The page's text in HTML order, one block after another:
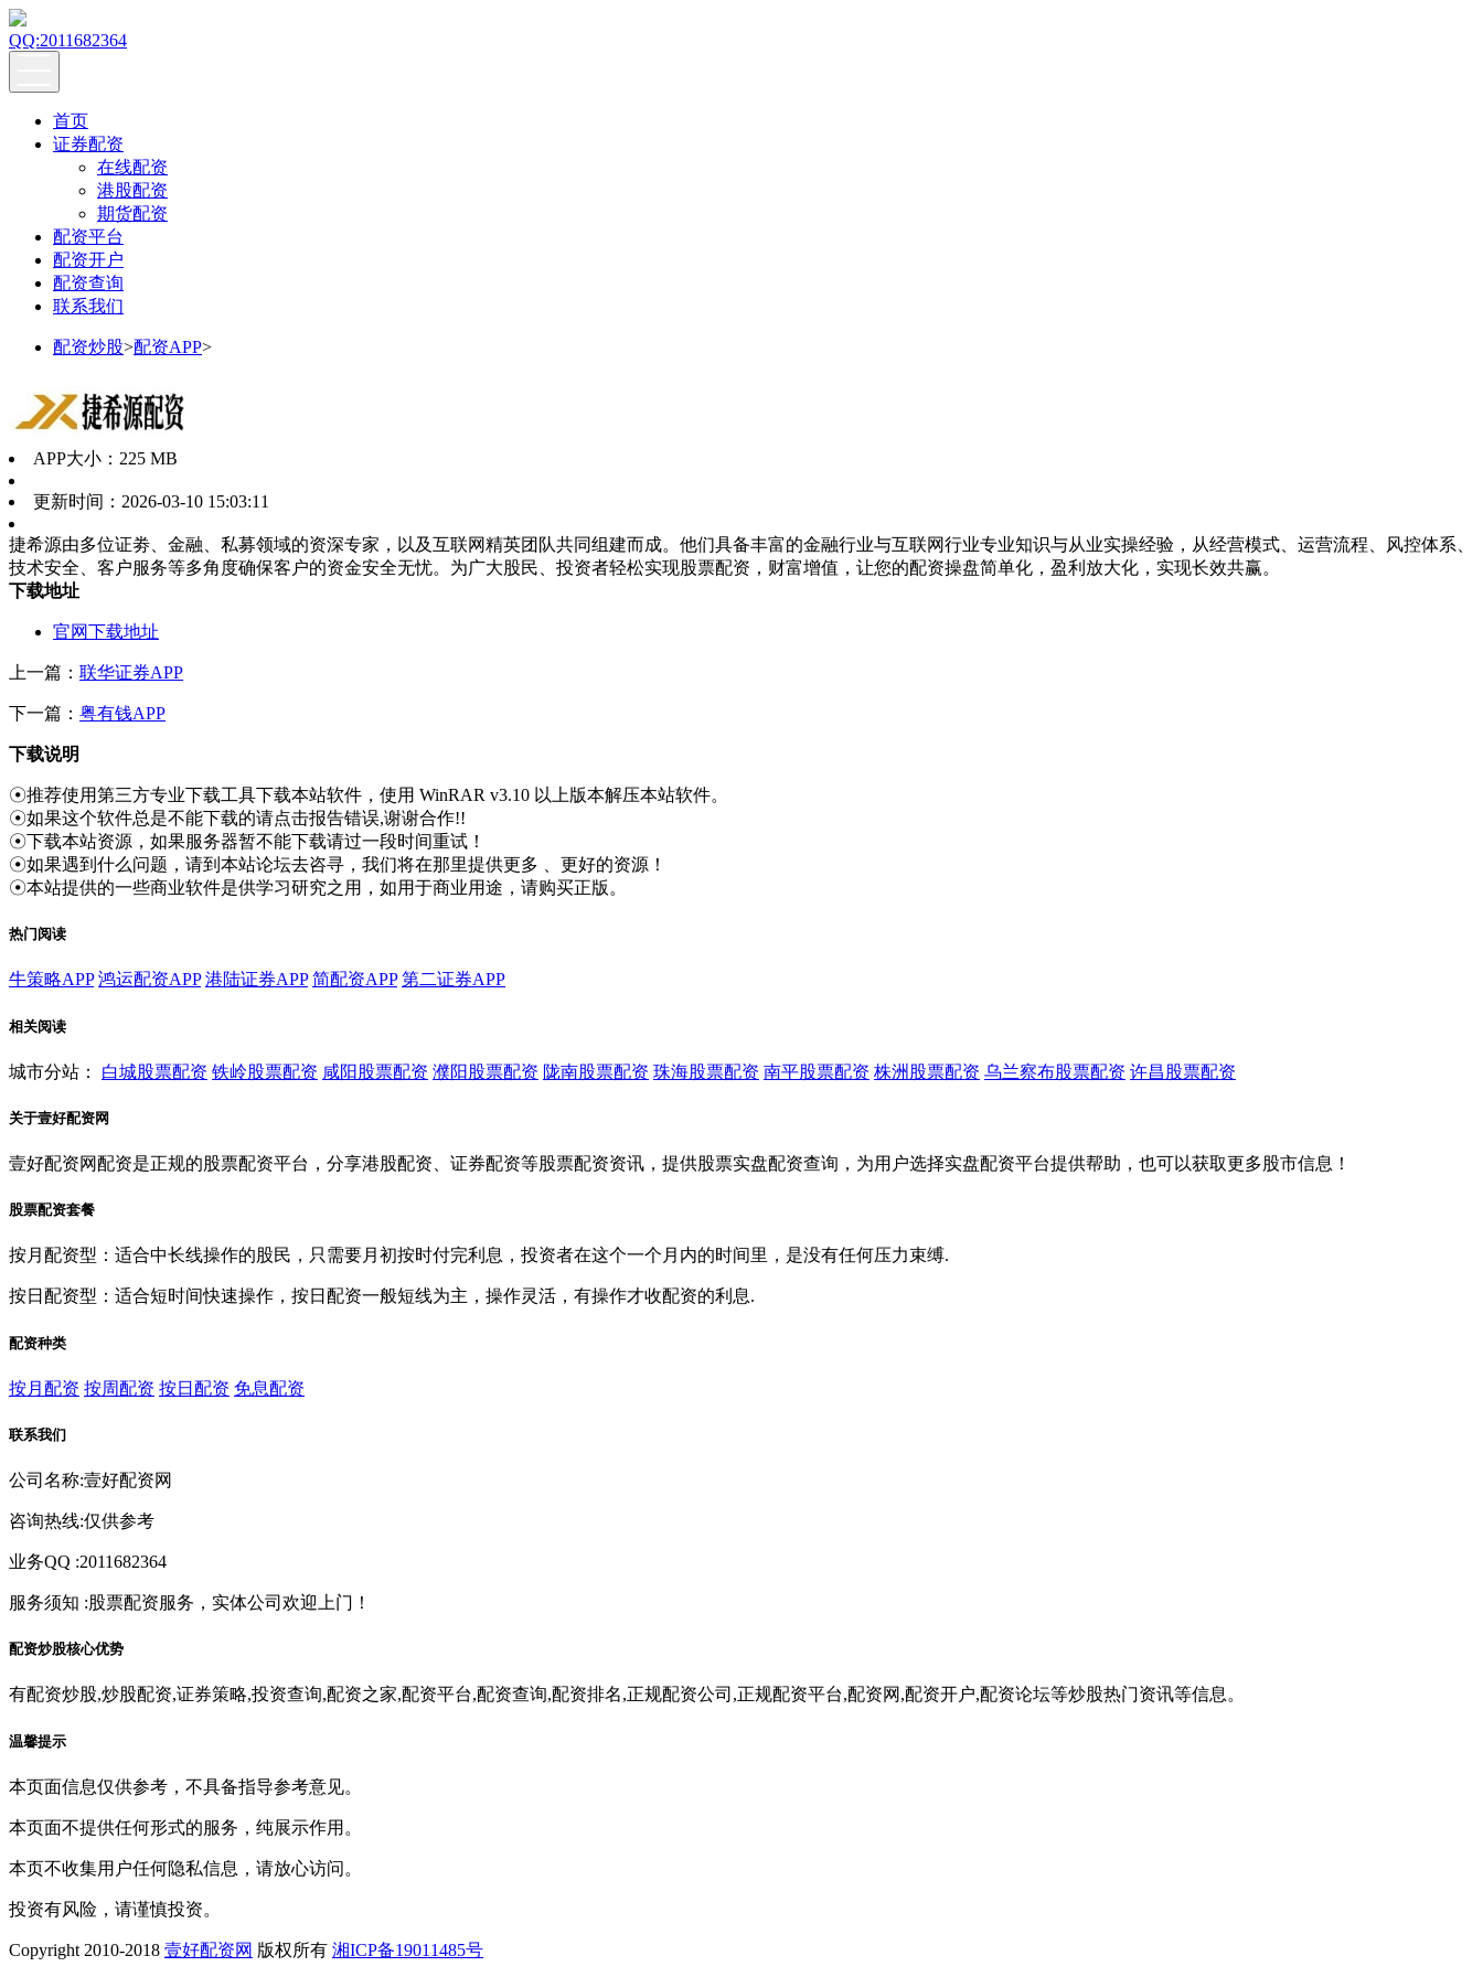
QQ:2011682364
首页
证券配资
在线配资
港股配资
期货配资
配资平台
配资开户
配资查询
联系我们
配资炒股>配资APP>
APP大小： 225 MB
更新时间： 2026-03-10 15:03:11
捷希源由多位证劵、金融、私募领域的资深专家，以及互联网精英团队共同组建而成。他们具备丰富的金融行业与互联网行业专业知识与从业实操经验，从经营模式、运营流程、风控体系、
技术安全、客户服务等多角度确保客户的资金安全无忧。为广大股民、投资者轻松实现股票配资，财富增值，让您的配资操盘简单化，盈利放大化，实现长效共赢。
下载地址
官网下载地址
上一篇： 联华证券APP
下一篇： 粤有钱APP
下载说明
☉推荐使用第三方专业下载工具下载本站软件，使用 WinRAR v3.10 以上版本解压本站软件。
☉如果这个软件总是不能下载的请点击报告错误,谢谢合作!!
☉下载本站资源，如果服务器暂不能下载请过一段时间重试！
☉如果遇到什么问题，请到本站论坛去咨寻，我们将在那里提供更多 、更好的资源！
☉本站提供的一些商业软件是供学习研究之用，如用于商业用途，请购买正版。
热门阅读
牛策略APP 鸿运配资APP 港陆证券APP 简配资APP 第二证券APP
相关阅读
城市分站： 白城股票配资 铁岭股票配资 咸阳股票配资 濮阳股票配资 陇南股票配资 珠海股票配资 南平股票配资 株洲股票配资 乌兰察布股票配资 许昌股票配资
关于壹好配资网
壹好配资网配资是正规的股票配资平台，分享港股配资、证券配资等股票配资资讯，提供股票实盘配资查询，为用户选择实盘配资平台提供帮助，也可以获取更多股市信息！
股票配资套餐
按月配资型：适合中长线操作的股民，只需要月初按时付完利息，投资者在这个一个月内的时间里，是没有任何压力束缚.
按日配资型：适合短时间快速操作，按日配资一般短线为主，操作灵活，有操作才收配资的利息.
配资种类
按月配资 按周配资 按日配资 免息配资
联系我们
公司名称:壹好配资网
咨询热线:仅供参考
业务QQ :2011682364
服务须知 :股票配资服务，实体公司欢迎上门！
配资炒股核心优势
有配资炒股,炒股配资,证券策略,投资查询,配资之家,配资平台,配资查询,配资排名,正规配资公司,正规配资平台,配资网,配资开户,配资论坛等炒股热门资讯等信息。
温馨提示
本页面信息仅供参考，不具备指导参考意见。
本页面不提供任何形式的服务，纯展示作用。
本页不收集用户任何隐私信息，请放心访问。
投资有风险，请谨慎投资。
Copyright 2010-2018 壹好配资网 版权所有 湘ICP备19011485号